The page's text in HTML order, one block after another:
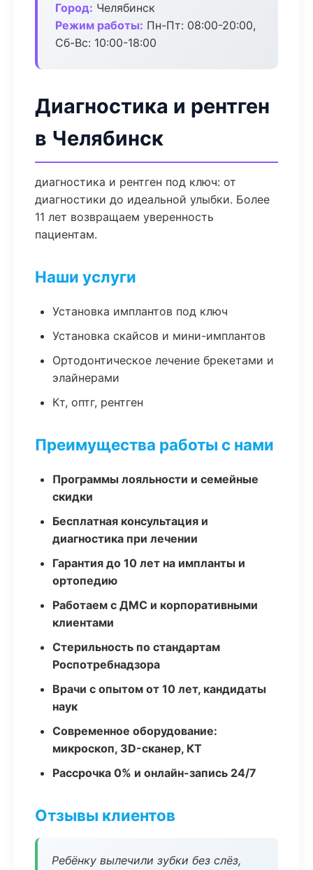
Город: Челябинск
Режим работы: Пн-Пт: 08:00-20:00,
Сб-Вс: 10:00-18:00
Диагностика и рентген
в Челябинск
диагностика и рентген под ключ: от
диагностики до идеальной улыбки. Более
11 лет возвращаем уверенность
пациентам.
Наши услуги
Установка имплантов под ключ
Установка скайсов и мини-имплантов
Ортодонтическое лечение брекетами и
элайнерами
Кт, оптг, рентген
Преимущества работы с нами
Программы лояльности и семейные
скидки
Бесплатная консультация и
диагностика при лечении
Гарантия до 10 лет на импланты и
ортопедию
Работаем с ДМС и корпоративными
клиентами
Стерильность по стандартам
Роспотребнадзора
Врачи с опытом от 10 лет, кандидаты
наук
Современное оборудование:
микроскоп, 3D-сканер, КТ
Рассрочка 0% и онлайн-запись 24/7
Отзывы клиентов
Ребёнку вылечили зубки без слёз,